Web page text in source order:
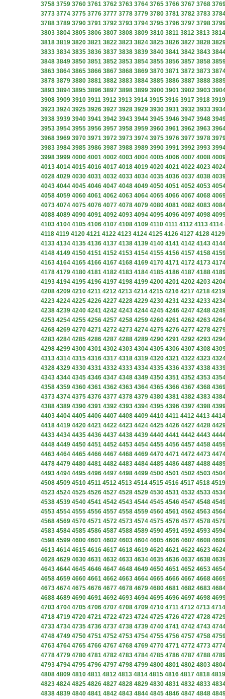
3758 3759 3760 3761 3762 3763 3764 3765 3766 3767 3768
3773 3774 3775 3776 3777 3778 3779 3780 3781 3782 3783
3788 3789 3790 3791 3792 3793 3794 3795 3796 3797 3798
3803 3804 3805 3806 3807 3808 3809 3810 3811 3812 3813 3814
3818 3819 3820 3821 3822 3823 3824 3825 3826 3827 3828
3833 3834 3835 3836 3837 3838 3839 3840 3841 3842 3843
3848 3849 3850 3851 3852 3853 3854 3855 3856 3857 3858
3863 3864 3865 3866 3867 3868 3869 3870 3871 3872 3873
3878 3879 3880 3881 3882 3883 3884 3885 3886 3887 3888
3893 3894 3895 3896 3897 3898 3899 3900 3901 3902 3903
3908 3909 3910 3911 3912 3913 3914 3915 3916 3917 3918 3919
3923 3924 3925 3926 3927 3928 3929 3930 3931 3932 3933
3938 3939 3940 3941 3942 3943 3944 3945 3946 3947 3948
3953 3954 3955 3956 3957 3958 3959 3960 3961 3962 3963
3968 3969 3970 3971 3972 3973 3974 3975 3976 3977 3978
3983 3984 3985 3986 3987 3988 3989 3990 3991 3992 3993
3998 3999 4000 4001 4002 4003 4004 4005 4006 4007 4008
4013 4014 4015 4016 4017 4018 4019 4020 4021 4022 4023
4028 4029 4030 4031 4032 4033 4034 4035 4036 4037 4038
4043 4044 4045 4046 4047 4048 4049 4050 4051 4052 4053
4058 4059 4060 4061 4062 4063 4064 4065 4066 4067 4068
4073 4074 4075 4076 4077 4078 4079 4080 4081 4082 4083
4088 4089 4090 4091 4092 4093 4094 4095 4096 4097 4098
4103 4104 4105 4106 4107 4108 4109 4110 4111 4112 4113 4114
4118 4119 4120 4121 4122 4123 4124 4125 4126 4127 4128 4129
4133 4134 4135 4136 4137 4138 4139 4140 4141 4142 4143
4148 4149 4150 4151 4152 4153 4154 4155 4156 4157 4158
4163 4164 4165 4166 4167 4168 4169 4170 4171 4172 4173
4178 4179 4180 4181 4182 4183 4184 4185 4186 4187 4188
4193 4194 4195 4196 4197 4198 4199 4200 4201 4202 4203
4208 4209 4210 4211 4212 4213 4214 4215 4216 4217 4218 4219
4223 4224 4225 4226 4227 4228 4229 4230 4231 4232 4233
4238 4239 4240 4241 4242 4243 4244 4245 4246 4247 4248
4253 4254 4255 4256 4257 4258 4259 4260 4261 4262 4263
4268 4269 4270 4271 4272 4273 4274 4275 4276 4277 4278
4283 4284 4285 4286 4287 4288 4289 4290 4291 4292 4293
4298 4299 4300 4301 4302 4303 4304 4305 4306 4307 4308
4313 4314 4315 4316 4317 4318 4319 4320 4321 4322 4323
4328 4329 4330 4331 4332 4333 4334 4335 4336 4337 4338
4343 4344 4345 4346 4347 4348 4349 4350 4351 4352 4353
4358 4359 4360 4361 4362 4363 4364 4365 4366 4367 4368
4373 4374 4375 4376 4377 4378 4379 4380 4381 4382 4383
4388 4389 4390 4391 4392 4393 4394 4395 4396 4397 4398
4403 4404 4405 4406 4407 4408 4409 4410 4411 4412 4413 4414
4418 4419 4420 4421 4422 4423 4424 4425 4426 4427 4428
4433 4434 4435 4436 4437 4438 4439 4440 4441 4442 4443
4448 4449 4450 4451 4452 4453 4454 4455 4456 4457 4458
4463 4464 4465 4466 4467 4468 4469 4470 4471 4472 4473
4478 4479 4480 4481 4482 4483 4484 4485 4486 4487 4488
4493 4494 4495 4496 4497 4498 4499 4500 4501 4502 4503
4508 4509 4510 4511 4512 4513 4514 4515 4516 4517 4518 4519
4523 4524 4525 4526 4527 4528 4529 4530 4531 4532 4533
4538 4539 4540 4541 4542 4543 4544 4545 4546 4547 4548
4553 4554 4555 4556 4557 4558 4559 4560 4561 4562 4563
4568 4569 4570 4571 4572 4573 4574 4575 4576 4577 4578
4583 4584 4585 4586 4587 4588 4589 4590 4591 4592 4593
4598 4599 4600 4601 4602 4603 4604 4605 4606 4607 4608
4613 4614 4615 4616 4617 4618 4619 4620 4621 4622 4623
4628 4629 4630 4631 4632 4633 4634 4635 4636 4637 4638
4643 4644 4645 4646 4647 4648 4649 4650 4651 4652 4653
4658 4659 4660 4661 4662 4663 4664 4665 4666 4667 4668
4673 4674 4675 4676 4677 4678 4679 4680 4681 4682 4683
4688 4689 4690 4691 4692 4693 4694 4695 4696 4697 4698
4703 4704 4705 4706 4707 4708 4709 4710 4711 4712 4713 4714
4718 4719 4720 4721 4722 4723 4724 4725 4726 4727 4728
4733 4734 4735 4736 4737 4738 4739 4740 4741 4742 4743
4748 4749 4750 4751 4752 4753 4754 4755 4756 4757 4758
4763 4764 4765 4766 4767 4768 4769 4770 4771 4772 4773
4778 4779 4780 4781 4782 4783 4784 4785 4786 4787 4788
4793 4794 4795 4796 4797 4798 4799 4800 4801 4802 4803
4808 4809 4810 4811 4812 4813 4814 4815 4816 4817 4818 4819
4823 4824 4825 4826 4827 4828 4829 4830 4831 4832 4833
4838 4839 4840 4841 4842 4843 4844 4845 4846 4847 4848